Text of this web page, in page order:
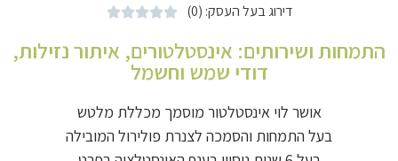
דירוג בעל העסק: (0) 




התמחות ושירותים: אינסטלטורים, איתור נזילות,
דודי שמש וחשמל
אושר לוי אינסטלטור מוסמך מכללת מלטש
בעל התמחות והסמכה לצנרת פולירול המובילה